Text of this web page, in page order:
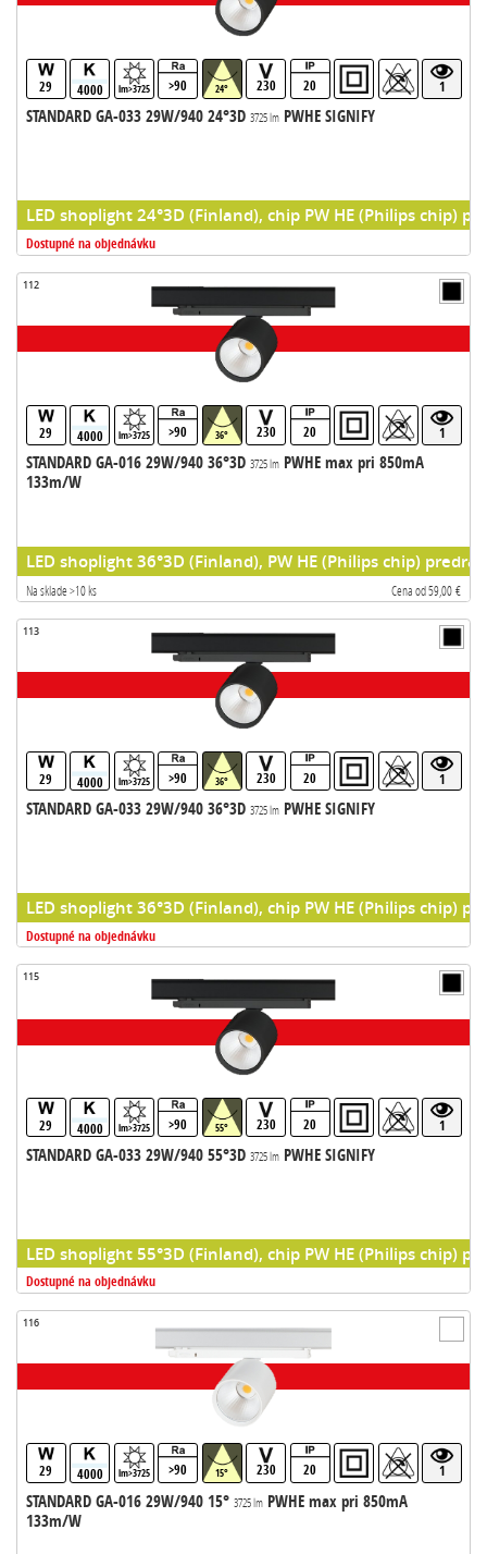
29 4000 lm>3725 >90 24° 230 20 1
STANDARD GA-033 29W/940 24°3D 3725 lmPWHE SIGNIFY
LED shoplight 24°3D (Finland), chip PW HE (Philips chip)
Dostupné na objednávku
112
29 4000 lm>3725 >90 36° 230 20 1
STANDARD GA-016 29W/940 36°3D 3725 lmPWHE max pri 850mA
133m/W
LED shoplight 36°3D (Finland), PW HE (Philips chip)
Na sklade >10 ks Cena od 59,00 €
113
29 4000 lm>3725 >90 36° 230 20 1
STANDARD GA-033 29W/940 36°3D 3725 lmPWHE SIGNIFY
LED shoplight 36°3D (Finland), chip PW HE (Philips chip)
Dostupné na objednávku
115
29 4000 lm>3725 >90 55° 230 20 1
STANDARD GA-033 29W/940 55°3D 3725 lmPWHE SIGNIFY
LED shoplight 55°3D (Finland), chip PW HE (Philips chip)
Dostupné na objednávku
116
29 4000 lm>3725 >90 15° 230 20 1
STANDARD GA-016 29W/940 15° 3725 lmPWHE max pri 850mA
133m/W